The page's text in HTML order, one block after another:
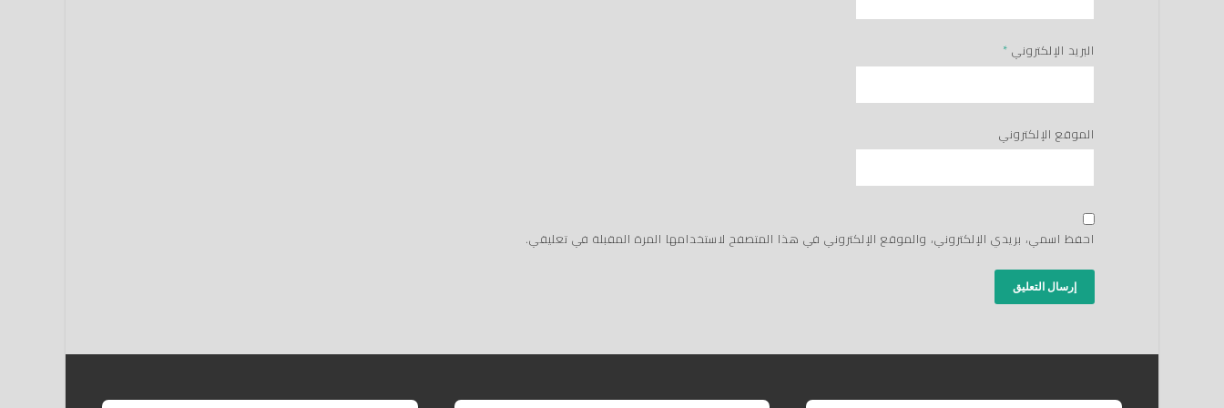
البريد الإلكتروني *
الموقع الإلكتروني
احفظ اسمي، بريدي الإلكتروني، والموقع الإلكتروني في هذا المتصفح لاستخدامها المرة المقبلة في تعليقي.